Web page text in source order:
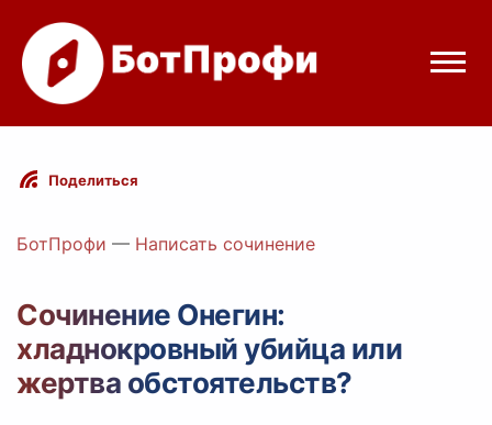
Режимы бота
Цены
Вход с Telegram
Поделиться
БотПрофи — Написать сочинение
Сочинение Онегин:
хладнокровный убийца или
жертва обстоятельств?